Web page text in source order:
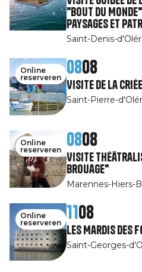
"Bout du
paysages et
Saint-Denis-
Online
reserveren
0808
Visite de la
Saint-Pierre-
Online
reserveren
0808
Visite
Brouage"
Marennes-Hiers-
Online
reserveren
1108
Les Mardis des
Saint-Georges-